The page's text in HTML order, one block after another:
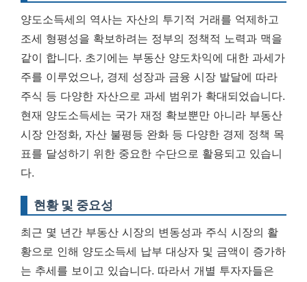
양도소득세의 역사는 자산의 투기적 거래를 억제하고
조세 형평성을 확보하려는 정부의 정책적 노력과 맥을
같이 합니다. 초기에는 부동산 양도차익에 대한 과세가
주를 이루었으나, 경제 성장과 금융 시장 발달에 따라
주식 등 다양한 자산으로 과세 범위가 확대되었습니다.
현재 양도소득세는 국가 재정 확보뿐만 아니라 부동산
시장 안정화, 자산 불평등 완화 등 다양한 경제 정책 목
표를 달성하기 위한 중요한 수단으로 활용되고 있습니
다.
현황 및 중요성
최근 몇 년간 부동산 시장의 변동성과 주식 시장의 활
황으로 인해 양도소득세 납부 대상자 및 금액이 증가하
는 추세를 보이고 있습니다. 따라서 개별 투자자들은